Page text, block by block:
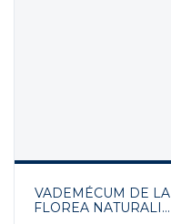
VADEMÉCUM DE LA
FLOREA NATURALIS